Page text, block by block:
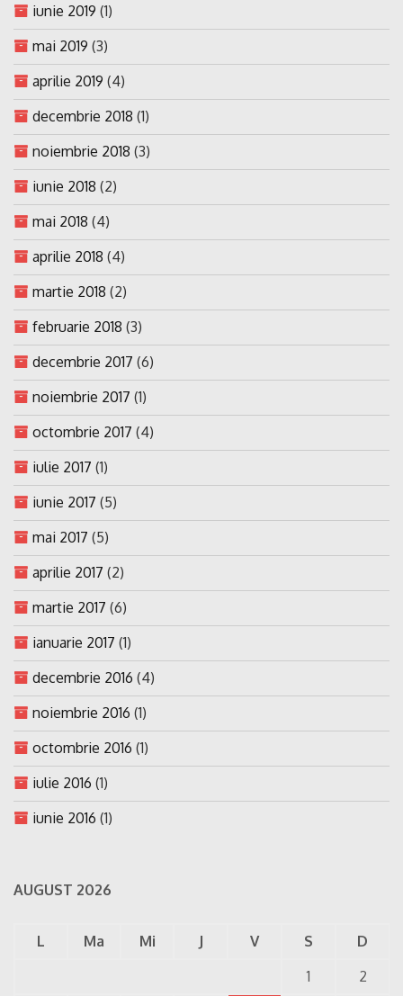
iunie 2019 (1)
mai 2019 (3)
aprilie 2019 (4)
decembrie 2018 (1)
noiembrie 2018 (3)
iunie 2018 (2)
mai 2018 (4)
aprilie 2018 (4)
martie 2018 (2)
februarie 2018 (3)
decembrie 2017 (6)
noiembrie 2017 (1)
octombrie 2017 (4)
iulie 2017 (1)
iunie 2017 (5)
mai 2017 (5)
aprilie 2017 (2)
martie 2017 (6)
ianuarie 2017 (1)
decembrie 2016 (4)
noiembrie 2016 (1)
octombrie 2016 (1)
iulie 2016 (1)
iunie 2016 (1)
AUGUST 2026
L Ma Mi J V S
D
1
2